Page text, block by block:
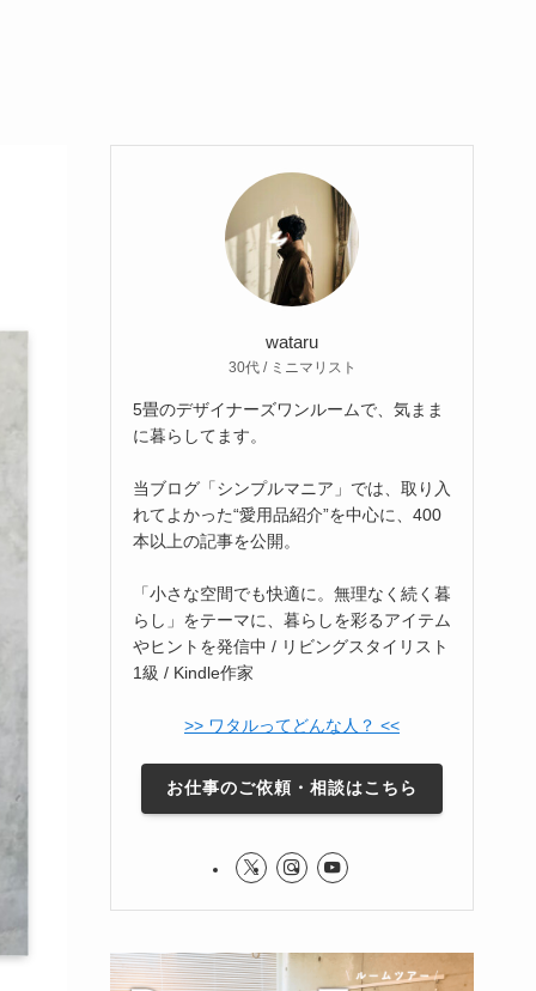
wataru
30代 / ミニマリスト
5畳のデザイナーズワンルームで、気まま
に暮らしてます。
当ブログ「シンプルマニア」では、取り入
れてよかった“愛用品紹介”を中心に、400
本以上の記事を公開。
「小さな空間でも快適に。無理なく続く暮
らし」をテーマに、暮らしを彩るアイテム
やヒントを発信中 / リビングスタイリスト
1級 / Kindle作家
>> ワタルってどんな人？ <<
お仕事のご依頼・相談はこちら